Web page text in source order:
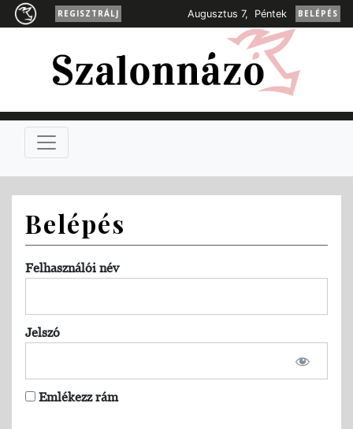
REGISZTRÁLJ Augusztus 7, Péntek BELÉPÉS
Belépés
Felhasználói név
Jelszó
Emlékezz rám